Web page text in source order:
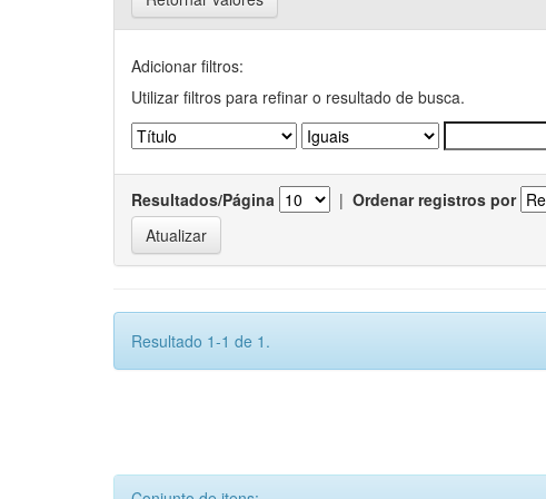
Adicionar filtros:
Utilizar filtros para refinar o resultado de busca.
Resultados/Página | Ordenar registros por
Resultado 1-1 de 1.